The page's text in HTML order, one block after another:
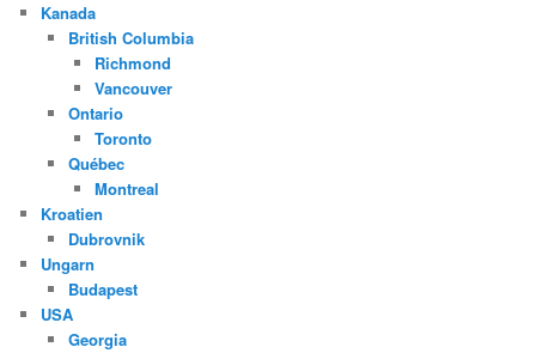
Kanada
British Columbia
Richmond
Vancouver
Ontario
Toronto
Québec
Montreal
Kroatien
Dubrovnik
Ungarn
Budapest
USA
Georgia